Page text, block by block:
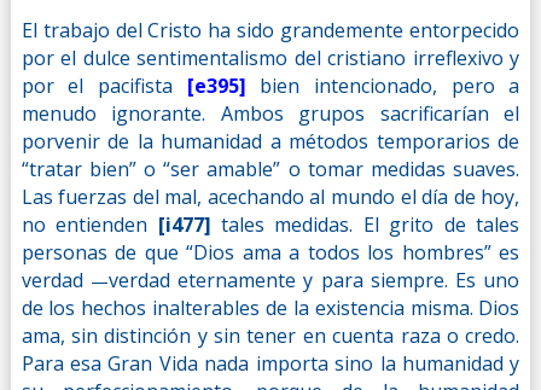
El trabajo del Cristo ha sido grandemente entorpecido
por el dulce sentimentalismo del cristiano irreflexivo y
por el pacifista [e395] bien intencionado, pero a
menudo ignorante. Ambos grupos sacrificarían el
porvenir de la humanidad a métodos temporarios de
“tratar bien” o “ser amable” o tomar medidas suaves.
Las fuerzas del mal, acechando al mundo el día de hoy,
no entienden [i477] tales medidas. El grito de tales
personas de que “Dios ama a todos los hombres” es
verdad —verdad eternamente y para siempre. Es uno
de los hechos inalterables de la existencia misma. Dios
ama, sin distinción y sin tener en cuenta raza o credo.
Para esa Gran Vida nada importa sino la humanidad y